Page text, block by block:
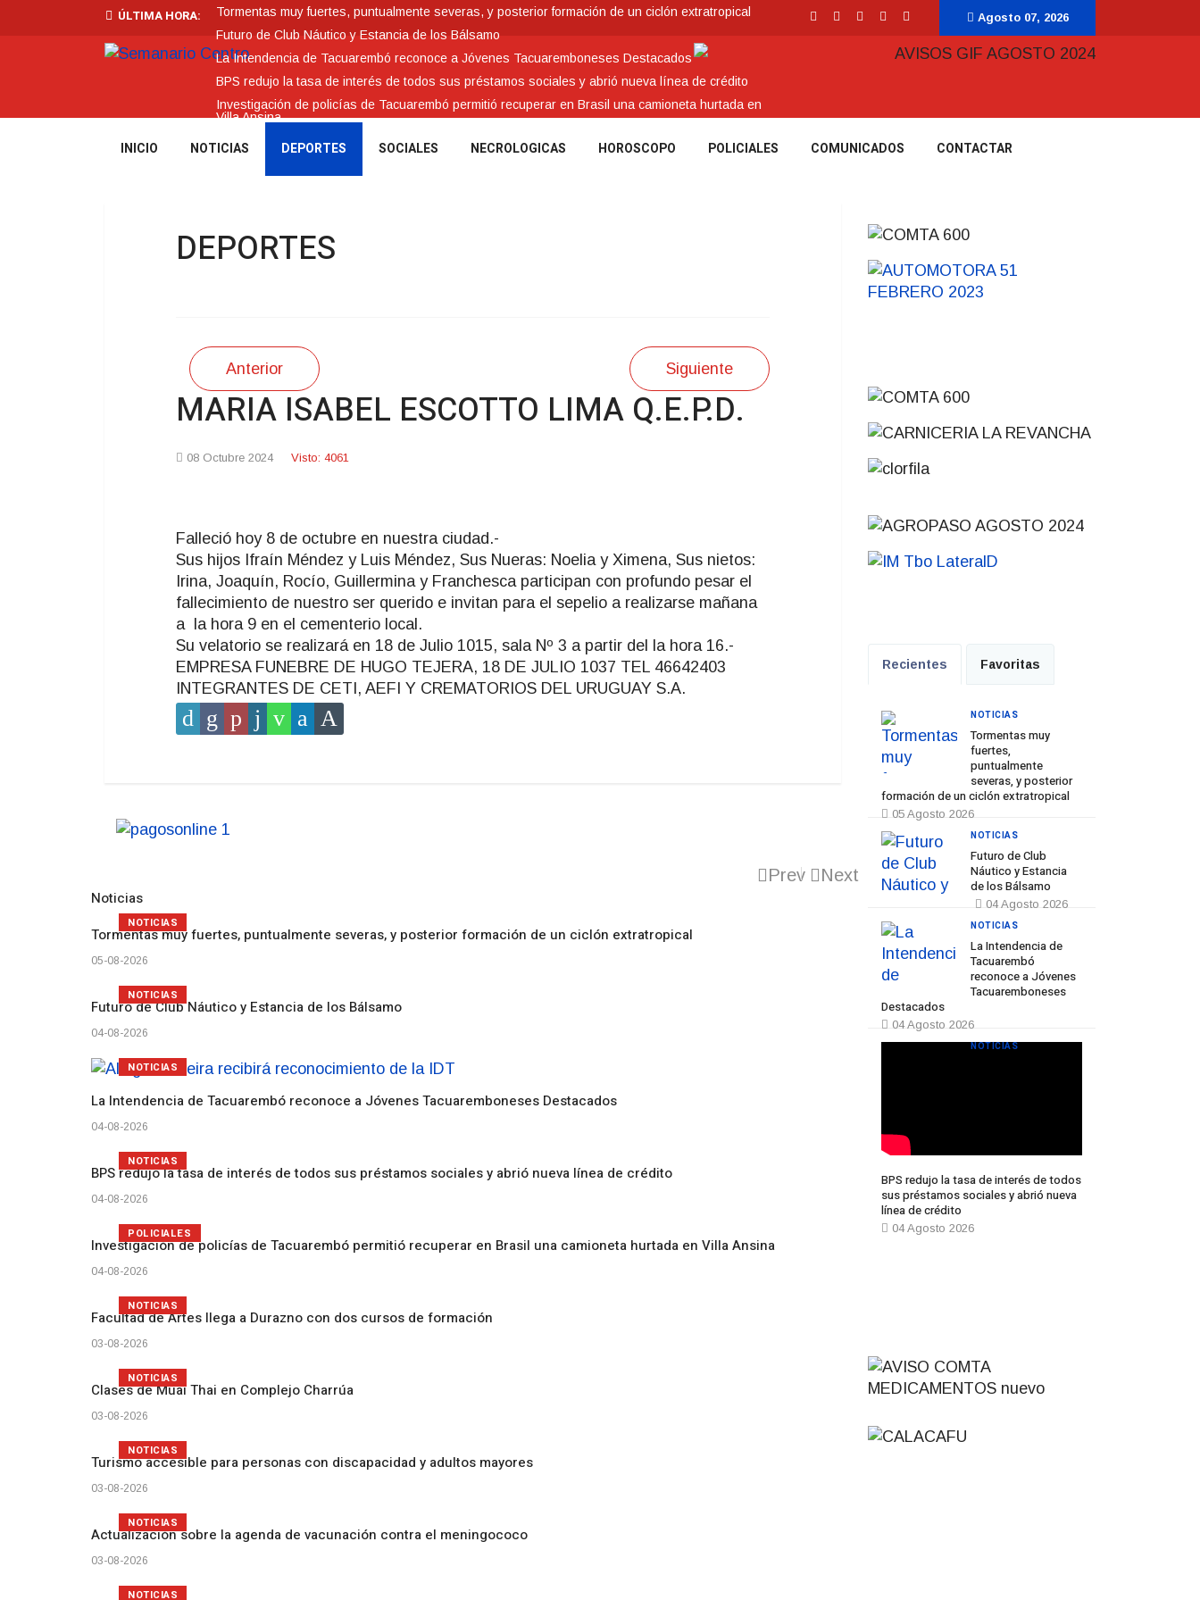
ÚLTIMA HORA:
Tormentas muy fuertes, puntualmente severas, y posterior formación de un ciclón extratropical
Futuro de Club Náutico y Estancia de los Bálsamo
La Intendencia de Tacuarembó reconoce a Jóvenes Tacuaremboneses Destacados
BPS redujo la tasa de interés de todos sus préstamos sociales y abrió nueva línea de crédito
Investigación de policías de Tacuarembó permitió recuperar en Brasil una camioneta hurtada en
Villa Ansina
Agosto 07, 2026
INICIO NOTICIAS DEPORTES SOCIALES NECROLOGICAS HOROSCOPO POLICIALES COMUNICADOS CONTACTAR
DEPORTES
Anterior Siguiente
MARIA ISABEL ESCOTTO LIMA Q.E.P.D.
08 Octubre 2024 Visto: 4061
Falleció hoy 8 de octubre en nuestra ciudad.-
Sus hijos Ifraín Méndez y Luis Méndez, Sus Nueras: Noelia y Ximena, Sus nietos:
Irina, Joaquín, Rocío, Guillermina y Franchesca participan con profundo pesar el
fallecimiento de nuestro ser querido e invitan para el sepelio a realizarse mañana
a la hora 9 en el cementerio local.
Su velatorio se realizará en 18 de Julio 1015, sala Nº 3 a partir del la hora 16.-
EMPRESA FUNEBRE DE HUGO TEJERA, 18 DE JULIO 1037 TEL 46642403
INTEGRANTES DE CETI, AEFI Y CREMATORIOS DEL URUGUAY S.A.
Noticias
Prev Next
Tormentas muy fuertes, puntualmente severas, y posterior formación de un ciclón extratropical
05-08-2026
NOTICIAS
Futuro de Club Náutico y Estancia de los Bálsamo
04-08-2026
NOTICIAS
La Intendencia de Tacuarembó reconoce a Jóvenes Tacuaremboneses Destacados
04-08-2026
NOTICIAS
BPS redujo la tasa de interés de todos sus préstamos sociales y abrió nueva línea de crédito
04-08-2026
NOTICIAS
Investigación de policías de Tacuarembó permitió recuperar en Brasil una camioneta hurtada en Villa Ansina
04-08-2026
POLICIALES
Facultad de Artes llega a Durazno con dos cursos de formación
03-08-2026
NOTICIAS
Clases de Muai Thai en Complejo Charrúa
03-08-2026
NOTICIAS
Turismo accesible para personas con discapacidad y adultos mayores
03-08-2026
NOTICIAS
Actualización sobre la agenda de vacunación contra el meningococo
03-08-2026
NOTICIAS
NOTICIAS
Recientes Favoritas
Tormentas muy
fuertes,
puntualmente
severas, y posterior
formación de un ciclón extratropical
05 Agosto 2026
NOTICIAS
Futuro de Club
Náutico y Estancia
de los Bálsamo
04 Agosto 2026
NOTICIAS
La Intendencia de
Tacuarembó
reconoce a Jóvenes
Tacuaremboneses
Destacados
04 Agosto 2026
NOTICIAS
BPS redujo la tasa de interés de todos
sus préstamos sociales y abrió nueva
línea de crédito
04 Agosto 2026
NOTICIAS